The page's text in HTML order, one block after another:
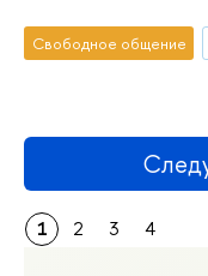
Свободное общение
1 2 3 4